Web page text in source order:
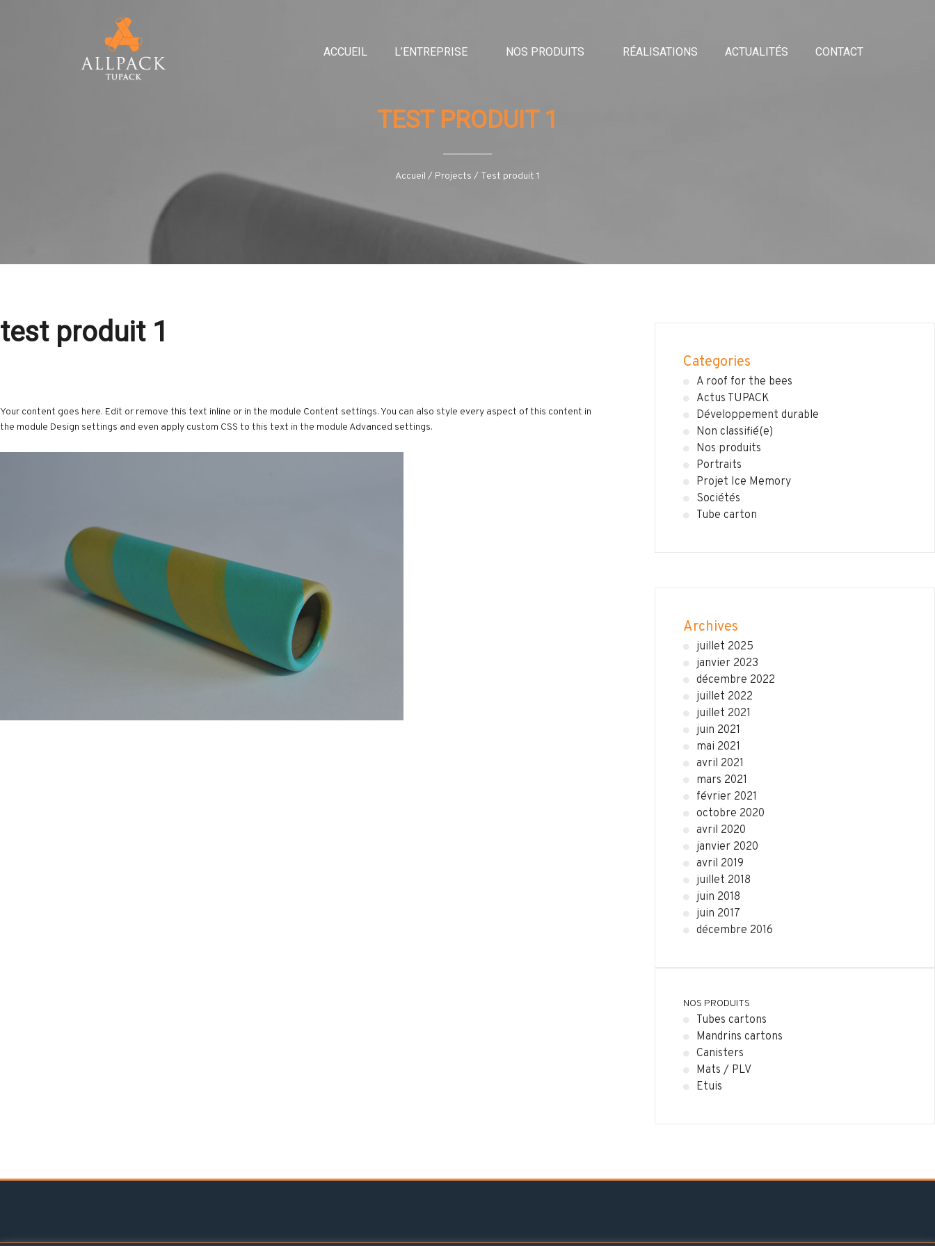
ACCUEIL L’ENTREPRISE NOS PRODUITS RÉALISATIONS ACTUALITÉS CONTACT
TEST PRODUIT 1
Accueil / Projects / test produit 1
test produit 1
Your content goes here. Edit or remove this text inline or in the module Content settings. You can also style every aspect of this content in
the module Design settings and even apply custom CSS to this text in the module Advanced settings.
Categories
A roof for the bees
Actus TUPACK
Développement durable
Non classifié(e)
Nos produits
Portraits
Projet Ice Memory
Sociétés
Tube carton
Archives
juillet 2025
janvier 2023
décembre 2022
juillet 2022
juillet 2021
juin 2021
mai 2021
avril 2021
mars 2021
février 2021
octobre 2020
avril 2020
janvier 2020
avril 2019
juillet 2018
juin 2018
juin 2017
décembre 2016
NOS PRODUITS
Tubes cartons
Mandrins cartons
Canisters
Mats / PLV
Etuis